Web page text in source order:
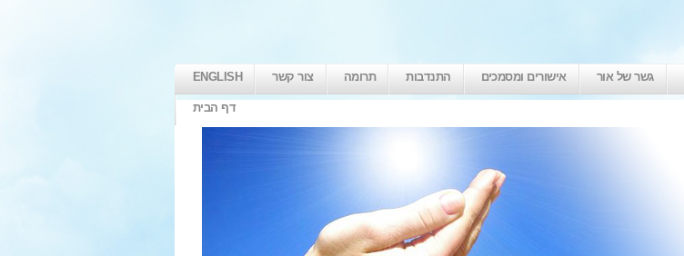
ENGLISH צור קשר תרומה התנדבות אישורים ומסמכים גשר של אור
דף הבית